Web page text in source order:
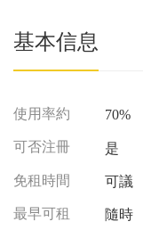
基本信息
使用率約 70%
可否注冊 是
免租時間 可議
最早可租 隨時